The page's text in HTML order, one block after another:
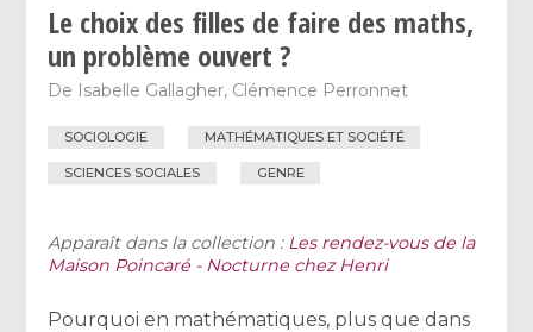
Le choix des filles de faire des maths,
un problème ouvert ?
De Isabelle Gallagher, Clémence Perronnet
SOCIOLOGIE MATHÉMATIQUES ET SOCIÉTÉ
SCIENCES SOCIALES GENRE
Apparaît dans la collection : Les rendez-vous de la
Maison Poincaré - Nocturne chez Henri
Pourquoi en mathématiques, plus que dans